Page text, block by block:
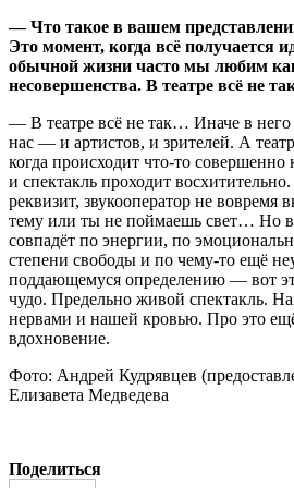
— Что такое в вашем
Это момент, когда всё получается
обычной жизни часто мы любим
несовершенства. В театре всё не
— В театре всё не так… Иначе в него
нас — и артистов, и зрителей. А
когда происходит что-то совершенно
и спектакль проходит
реквизит, звукооператор не
тему или ты не поймаешь свет… Но в
совпадёт по энергии, по
степени свободы и по чему-то ещё
поддающемуся определению — вот
чудо. Предельно живой спектакль.
нервами и нашей кровью. Про это
вдохновение.
Фото: Андрей Кудрявцев
Елизавета Медведева
Поделиться